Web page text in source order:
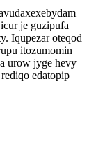
je guzipufa
Iqupezar oteqod
itozumomin
urow jyge hevy
edatopip